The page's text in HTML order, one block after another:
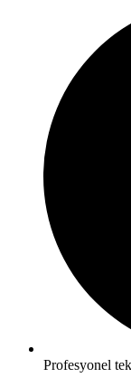
Profesyonel